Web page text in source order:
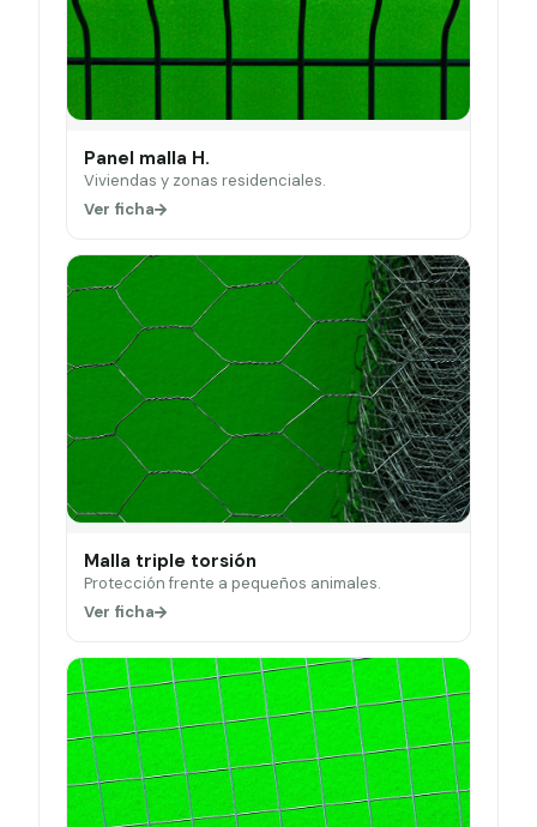
Panel malla H.
Viviendas y zonas residenciales.
Ver ficha
Malla triple torsión
Protección frente a pequeños animales.
Ver ficha